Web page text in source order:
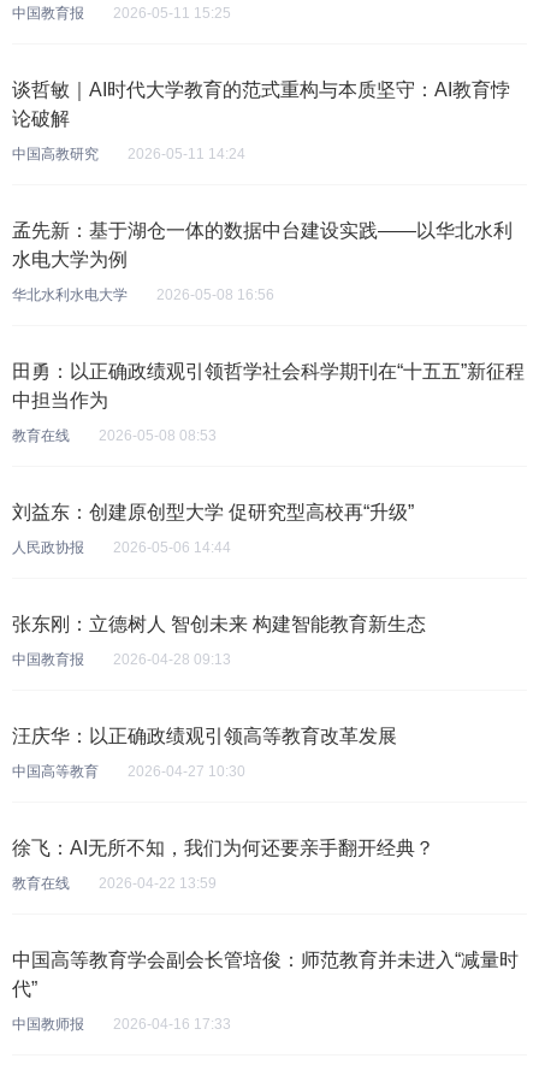
中国教育报 2026-05-11 15:25
谈哲敏｜AI时代大学教育的范式重构与本质坚守：AI教育悖
论破解
中国高教研究 2026-05-11 14:24
孟先新：基于湖仓一体的数据中台建设实践——以华北水利
水电大学为例
华北水利水电大学 2026-05-08 16:56
田勇：以正确政绩观引领哲学社会科学期刊在“十五五”新征程
中担当作为
教育在线 2026-05-08 08:53
刘益东：创建原创型大学 促研究型高校再“升级”
人民政协报 2026-05-06 14:44
张东刚：立德树人 智创未来 构建智能教育新生态
中国教育报 2026-04-28 09:13
汪庆华：以正确政绩观引领高等教育改革发展
中国高等教育 2026-04-27 10:30
徐飞：AI无所不知，我们为何还要亲手翻开经典？
教育在线 2026-04-22 13:59
中国高等教育学会副会长管培俊：师范教育并未进入“减量时
代”
中国教师报 2026-04-16 17:33